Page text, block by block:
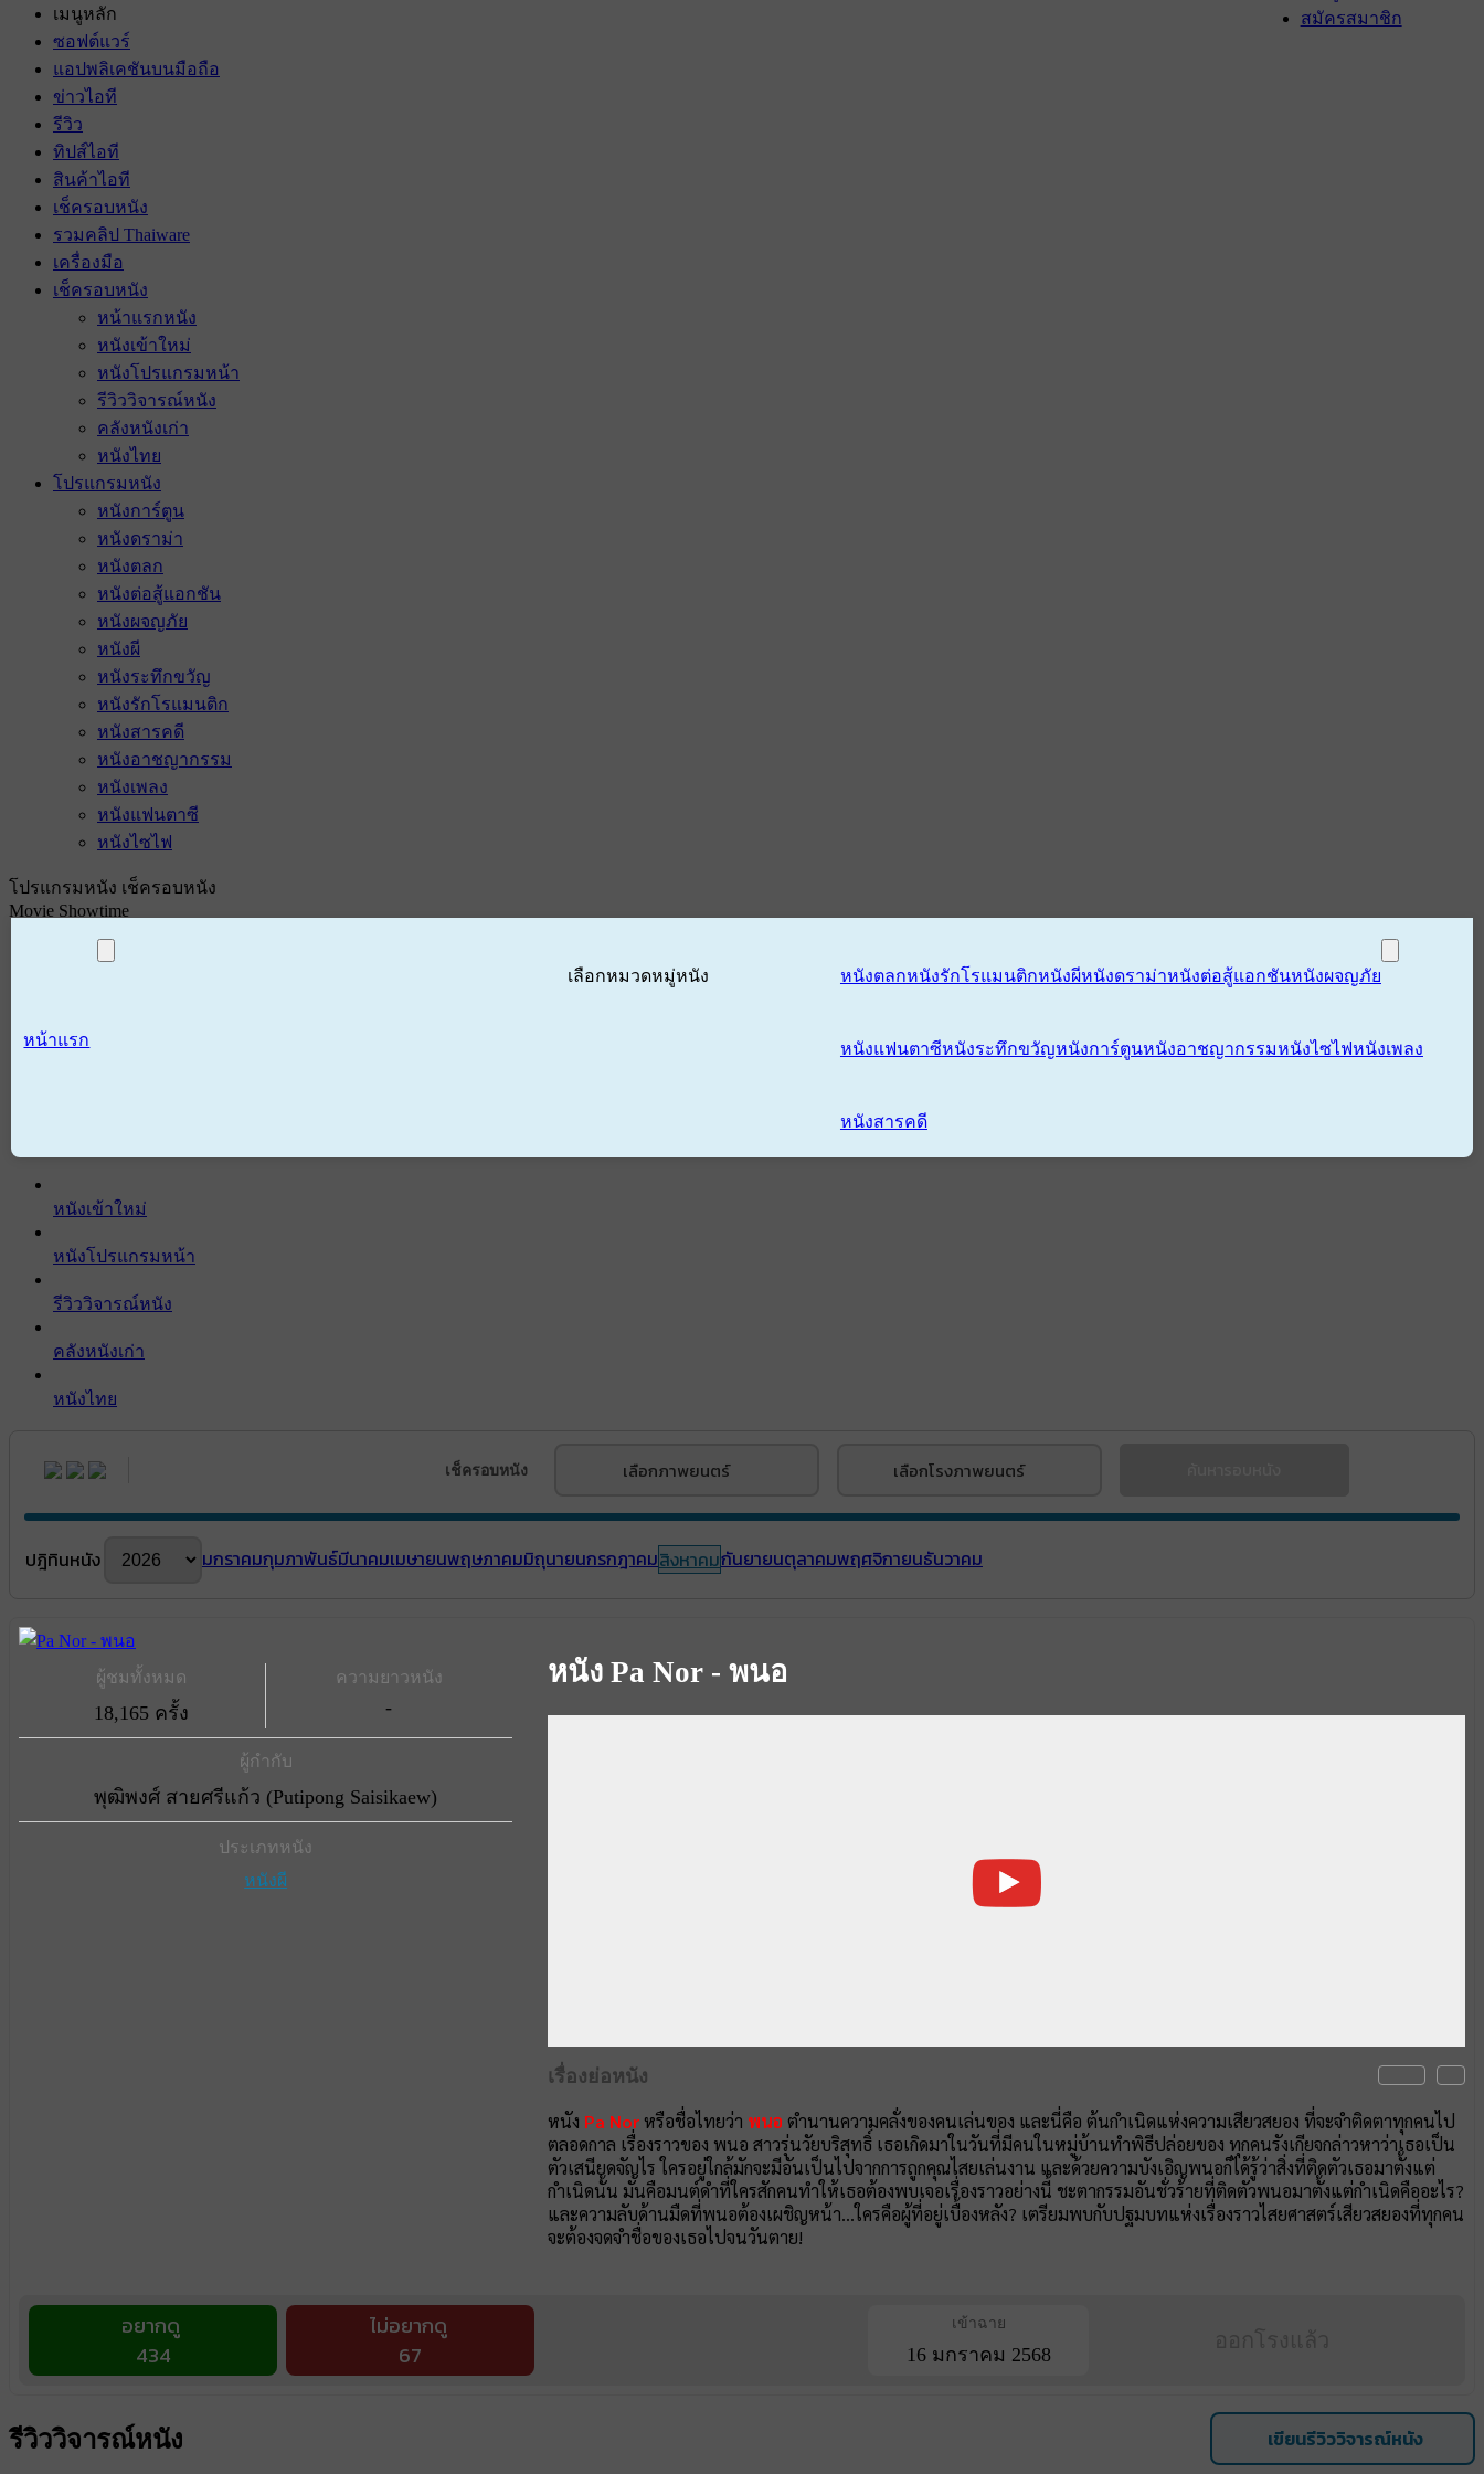
สมัครสมาชิก
เมนูหลัก
ซอฟต์แวร์
แอปพลิเคชันบนมือถือ
ข่าวไอที
รีวิว
ทิปส์ไอที
สินค้าไอที
เช็ครอบหนัง
รวมคลิป Thaiware
เครื่องมือ
เช็ครอบหนัง
หน้าแรกหนัง
หนังเข้าใหม่
หนังโปรแกรมหน้า
รีวิววิจารณ์หนัง
คลังหนังเก่า
หนังไทย
โปรแกรมหนัง
หนังการ์ตูน
หนังดราม่า
หนังตลก
หนังต่อสู้แอกชัน
หนังผจญภัย
หนังผี
หนังระทึกขวัญ
หนังรักโรแมนติก
หนังสารคดี
หนังอาชญากรรม
หนังเพลง
หนังแฟนตาซี
หนังไซไฟ
โปรแกรมหนัง เช็ครอบหนัง
Movie Showtime
หน้าแรก
เลือกหมวดหมู่หนัง หนังตลกหนังรักโรแมนติกหนังผีหนังดราม่าหนังต่อสู้แอกชันหนังผจญภัย
หนังแฟนตาซีหนังระทึกขวัญหนังการ์ตูนหนังอาชญากรรมหนังไซไฟหนังเพลง
หนังสารคดี
หนังเข้าใหม่
หนังโปรแกรมหน้า
รีวิววิจารณ์หนัง
คลังหนังเก่า
หนังไทย
เช็ครอบหนัง เลือกภาพยนตร์ เลือกโรงภาพยนตร์
ปฎิทินหนัง มกราคมกุมภาพันธ์มีนาคมเมษายนพฤษภาคมมิถุนายนกรกฎาคมสิงหาคมกันยายนตุลาคมพฤศจิกายนธันวาคม
ผู้ชมทั้งหมด
18,165 ครั้ง
ความยาวหนัง
-
ผู้กำกับ
พุฒิพงศ์ สายศรีแก้ว (Putipong Saisikaew)
ประเภทหนัง
หนังผี
หนัง Pa Nor - พนอ
เรื่องย่อหนัง
หนัง Pa Nor หรือชื่อไทยว่า พนอ ตำนานความคลั่งของคนเล่นของ และนี่คือ ต้นกำเนิดแห่งความเสียวสยอง ที่จะจำติดตาทุกคนไป
ตลอดกาล เรื่องราวของ พนอ สาวรุ่นวัยบริสุทธิ์ เธอเกิดมาในวันที่มีคนในหมู่บ้านทำพิธีปล่อยของ ทุกคนรังเกียจกล่าวหาว่าเธอเป็น
ตัวเสนียดจัญไร ใครอยู่ใกล้มักจะมีอันเป็นไปจากการถูกคุณไสยเล่นงาน และด้วยความบังเอิญพนอก็ได้รู้ว่าสิ่งที่ติดตัวเธอมาตั้งแต่
กำเนิดนั้น มันคือมนต์ดำที่ใครสักคนทำให้เธอต้องพบเจอเรื่องราวอย่างนี้ ชะตากรรมอันชั่วร้ายที่ติดตัวพนอมาตั้งแต่กำเนิดคืออะไร?
และความลับด้านมืดที่พนอต้องเผชิญหน้า...ใครคือผู้ที่อยู่เบื้องหลัง? เตรียมพบกับปฐมบทแห่งเรื่องราวไสยศาสตร์เสียวสยองที่ทุกคน
จะต้องจดจำชื่อของเธอไปจนวันตาย!
อยากดู
434
ไม่อยากดู
67
เข้าฉาย
16 มกราคม 2568
รีวิววิจารณ์หนัง เขียนรีวิววิจารณ์หนัง